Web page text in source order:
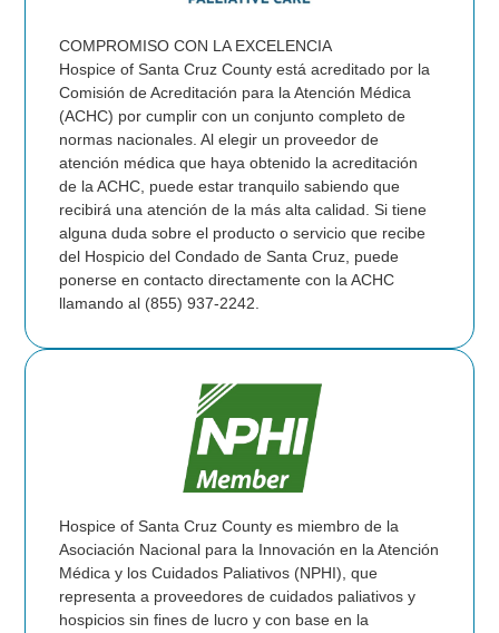
COMPROMISO CON LA EXCELENCIA
Hospice of Santa Cruz County está acreditado por la
Comisión de Acreditación para la Atención Médica
(ACHC) por cumplir con un conjunto completo de
normas nacionales. Al elegir un proveedor de
atención médica que haya obtenido la acreditación
de la ACHC, puede estar tranquilo sabiendo que
recibirá una atención de la más alta calidad. Si tiene
alguna duda sobre el producto o servicio que recibe
del Hospicio del Condado de Santa Cruz, puede
ponerse en contacto directamente con la ACHC
llamando al (855) 937-2242.
Hospice of Santa Cruz County es miembro de la
Asociación Nacional para la Innovación en la Atención
Médica y los Cuidados Paliativos (NPHI), que
representa a proveedores de cuidados paliativos y
hospicios sin fines de lucro y con base en la